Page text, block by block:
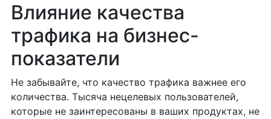
Влияние качества
трафика на бизнес-
показатели
Не забывайте, что качество трафика важнее его
количества. Тысяча нецелевых пользователей,
которые не заинтересованы в ваших продуктах, не